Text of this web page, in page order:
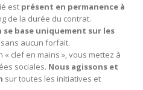
est présent en permanence à
de la durée du contrat.
base uniquement sur les
sans aucun forfait.
« clef en mains », vous mettez à
sociales. Nous agissons et
sur toutes les initiatives et